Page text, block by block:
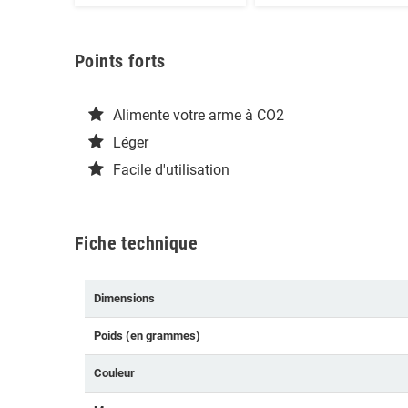
Points forts
Alimente votre arme à CO2
Léger
Facile d'utilisation
Fiche technique
Dimensions
Poids (en grammes)
Couleur